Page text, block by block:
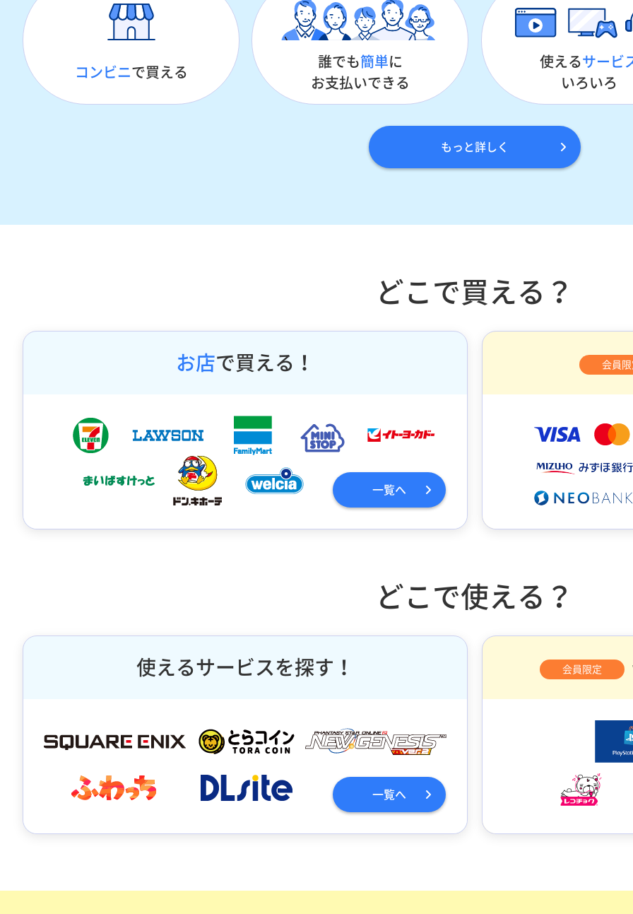
コンビニで買える
誰でも簡単に
お支払いできる
使えるサービ
いろいろ
もっと詳しく
どこで買える？
お店で買える！
一覧へ
会員限
どこで使える？
使えるサービスを探す！
一覧へ
会員限定